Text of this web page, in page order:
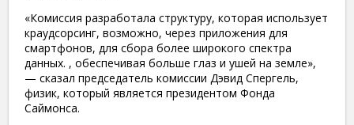
«Комиссия разработала структуру, которая использует
краудсорсинг, возможно, через приложения для
смартфонов, для сбора более широкого спектра
данных. , обеспечивая больше глаз и ушей на земле»,
— сказал председатель комиссии Дэвид Спергель,
физик, который является президентом Фонда
Саймонса.